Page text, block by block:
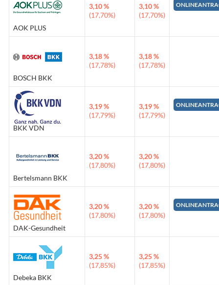
AOK PLUS
3,10 %
(17,70%)
3,10 %
(17,70%)
BOSCH BKK
3,18 %
(17,78%)
3,18 %
(17,78%)
BKK VDN
3,19 %
(17,79%)
3,19 %
(17,79%)
Bertelsmann BKK
3,20 %
(17,80%)
3,20 %
(17,80%)
DAK-Gesundheit
3,20 %
(17,80%)
3,20 %
(17,80%)
Debeka BKK
3,25 %
(17,85%)
3,25 %
(17,85%)